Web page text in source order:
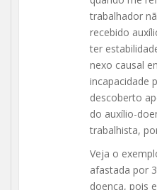
trabalhador
recebido
ter
nexo causal
incapacidade
descoberto
do auxílio-
trabalhista,
Veja o
afastada por
doença, pois